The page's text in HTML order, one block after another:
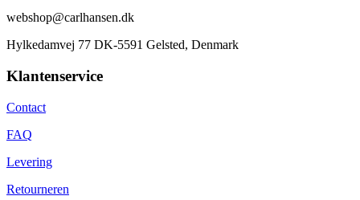
webshop@carlhansen.dk
Hylkedamvej 77 DK-5591 Gelsted, Denmark
Klantenservice
Contact
FAQ
Levering
Retourneren